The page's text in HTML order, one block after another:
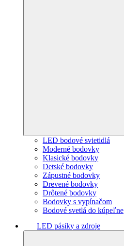
LED bodové svietidlá
Moderné bodovky
Klasické bodovky
Detské bodovky
Zápustné bodovky
Drevené bodovky
Drôtené bodovky
Bodovky s vypínačom
Bodové svetlá do kúpeľne
LED pásiky a zdroje